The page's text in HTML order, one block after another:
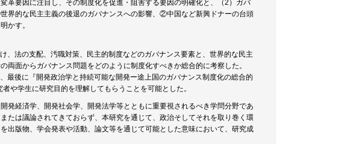
革要因に注目し、その制度化を促進・阻害する要因の明確化と、（2）ガバ
界的な民主主義の後退のガバナンスへの影響、②中国など新興ドナーの台頭
かす。
法の支配、汚職対策、民主的制度などのガバナンス要素と、世界的な民主
面からガバナンス問題をどのように制度化すべきか総合的に考察した。
後に『開発政治学と持続可能な開発ー途上国のガバナンス制度化の総合的
や学生に研究目的を理解してもらうことを可能とした。
発経済学、開発社会学、開発法学等とともに重要視されるべき学問分野であ
たは議論されてきておらず、本研究を通じて、政治そしてそれを取り巻く環
出版物、学会発表や活動、論文等を通じて可能とした意味において、研究成